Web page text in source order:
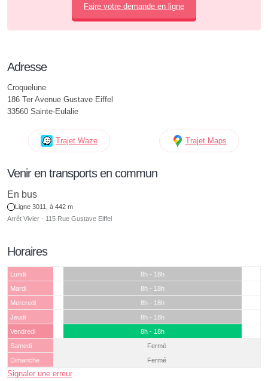
Faire votre demande en ligne
Adresse
Croquelune
186 Ter Avenue Gustave Eiffel
33560 Sainte-Eulalie
Trajet Waze Trajet Maps
Venir en transports en commun
En bus
Ligne 3011, à 442 m
Arrêt Vivier - 115 Rue Gustave Eiffel
Horaires
Lundi
8h - 18h
Mardi
8h - 18h
Mercredi
8h - 18h
Jeudi
8h - 18h
Vendredi
8h - 18h
Samedi
Fermé
Dimanche
Fermé
Signaler une erreur